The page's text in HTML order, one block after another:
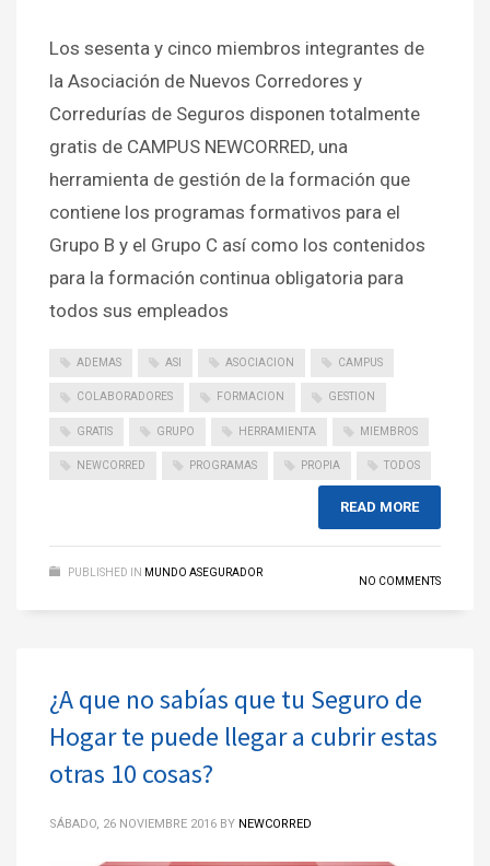
Los sesenta y cinco miembros integrantes de
la Asociación de Nuevos Corredores y
Corredurías de Seguros disponen totalmente
gratis de CAMPUS NEWCORRED, una
herramienta de gestión de la formación que
contiene los programas formativos para el
Grupo B y el Grupo C así como los contenidos
para la formación continua obligatoria para
todos sus empleados
ADEMAS ASI ASOCIACION CAMPUS
COLABORADORES FORMACION GESTION
GRATIS GRUPO HERRAMIENTA MIEMBROS
NEWCORRED PROGRAMAS PROPIA TODOS
READ MORE
PUBLISHED IN MUNDO ASEGURADOR
NO COMMENTS
¿A que no sabías que tu Seguro de
Hogar te puede llegar a cubrir estas
otras 10 cosas?
SÁBADO, 26 NOVIEMBRE 2016 BY NEWCORRED